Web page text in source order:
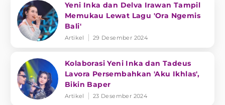
Yeni Inka dan Delva Irawan Tampil
Memukau Lewat Lagu 'Ora Ngemis
Bali'
Artikel 29 Desember 2024
Kolaborasi Yeni Inka dan Tadeus
Lavora Persembahkan 'Aku Ikhlas',
Bikin Baper
Artikel 23 Desember 2024